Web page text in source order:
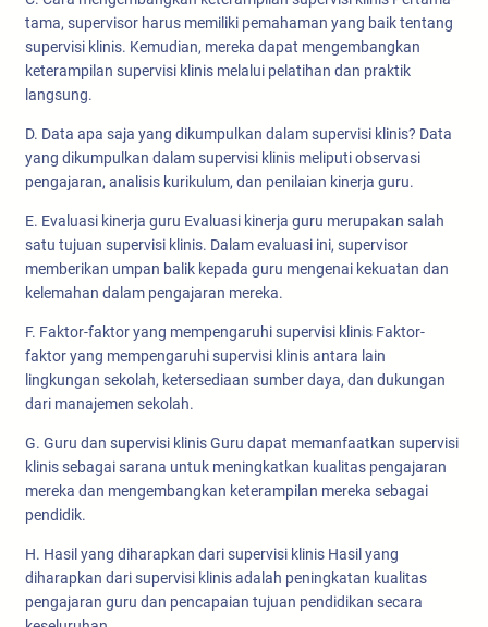
tama, supervisor harus memiliki pemahaman yang baik tentang
supervisi klinis. Kemudian, mereka dapat mengembangkan
keterampilan supervisi klinis melalui pelatihan dan praktik
langsung.
D. Data apa saja yang dikumpulkan dalam supervisi klinis? Data
yang dikumpulkan dalam supervisi klinis meliputi observasi
pengajaran, analisis kurikulum, dan penilaian kinerja guru.
E. Evaluasi kinerja guru Evaluasi kinerja guru merupakan salah
satu tujuan supervisi klinis. Dalam evaluasi ini, supervisor
memberikan umpan balik kepada guru mengenai kekuatan dan
kelemahan dalam pengajaran mereka.
F. Faktor-faktor yang mempengaruhi supervisi klinis Faktor-
faktor yang mempengaruhi supervisi klinis antara lain
lingkungan sekolah, ketersediaan sumber daya, dan dukungan
dari manajemen sekolah.
G. Guru dan supervisi klinis Guru dapat memanfaatkan supervisi
klinis sebagai sarana untuk meningkatkan kualitas pengajaran
mereka dan mengembangkan keterampilan mereka sebagai
pendidik.
H. Hasil yang diharapkan dari supervisi klinis Hasil yang
diharapkan dari supervisi klinis adalah peningkatan kualitas
pengajaran guru dan pencapaian tujuan pendidikan secara